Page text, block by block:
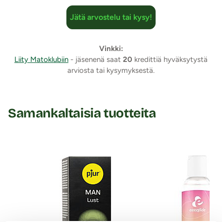
Jätä arvostelu tai kysy!
Vinkki:
Liity Matoklubiin - jäsenenä saat 20 kredittiä hyväksytystä
arviosta tai kysymyksestä.
Samankaltaisia tuotteita